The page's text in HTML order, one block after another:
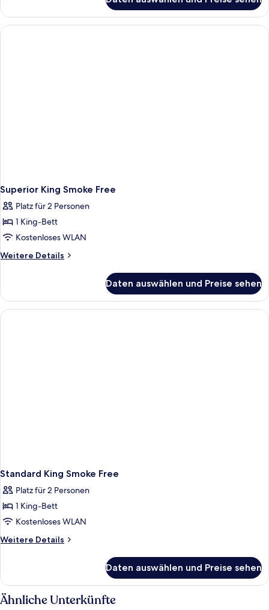
2
Full
Beds
Superior King Smoke Free
Platz für 2 Personen
1 King-Bett
Kostenloses WLAN
Weitere Details
Weitere
King
Smoke
Free
Daten auswählen und Preise sehen
Standard King Smoke Free
Platz für 2 Personen
1 King-Bett
Kostenloses WLAN
Weitere Details
Weitere
King
Smoke
Free
Daten auswählen und Preise sehen
Ähnliche Unterkünfte